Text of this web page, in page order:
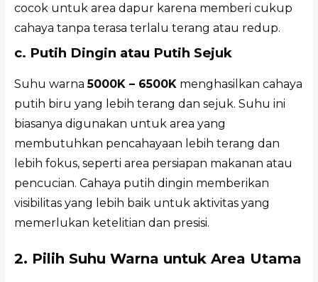
cocok untuk area dapur karena memberi cukup
cahaya tanpa terasa terlalu terang atau redup.
c. Putih Dingin atau Putih Sejuk
Suhu warna5000K – 6500Kmenghasilkan cahaya
putih biru yang lebih terang dan sejuk. Suhu ini
biasanya digunakan untuk area yang
membutuhkan pencahayaan lebih terang dan
lebih fokus, seperti area persiapan makanan atau
pencucian. Cahaya putih dingin memberikan
visibilitas yang lebih baik untuk aktivitas yang
memerlukan ketelitian dan presisi.
2. Pilih Suhu Warna untuk Area Utama